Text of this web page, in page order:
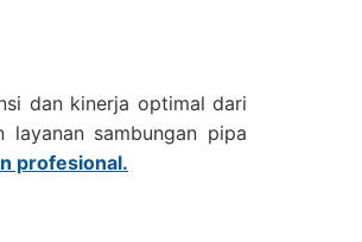
dan kinerja optimal dari
sambungan pipa
profesional.